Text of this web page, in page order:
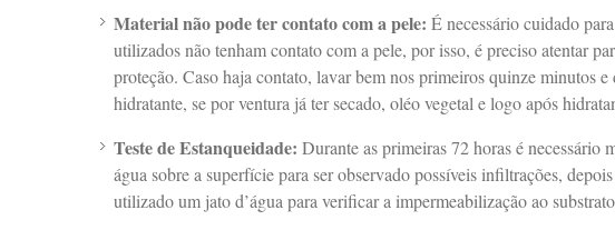
Material não pode ter contato com a pele: É necessário cuidado
utilizados não tenham contato com a pele, por isso, é preciso atentar
proteção. Caso haja contato, lavar bem nos primeiros quinze minutos
hidratante, se por ventura já ter secado, oléo vegetal e logo após
Teste de Estanqueidade: Durante as primeiras 72 horas é necessário
água sobre a superfície para ser observado possíveis infiltrações,
utilizado um jato d’água para verificar a impermeabilização ao